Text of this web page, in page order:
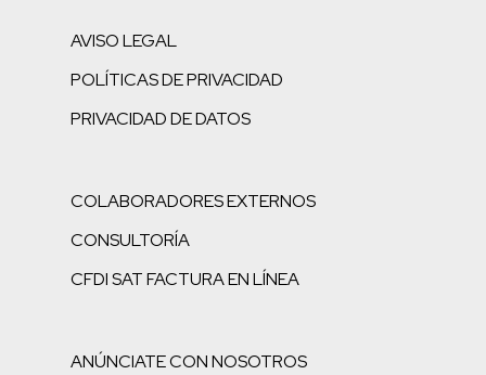
AVISO LEGAL
POLÍTICAS DE PRIVACIDAD
PRIVACIDAD DE DATOS
COLABORADORES EXTERNOS
CONSULTORÍA
CFDI SAT FACTURA EN LÍNEA
ANÚNCIATE CON NOSOTROS